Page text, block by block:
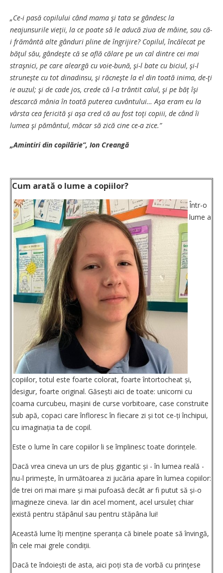
„Ce-i pasă copilului când mama şi tata se gândesc la
neajunsurile vieţii, la ce poate să le aducă ziua de mâine, sau că-
i frământă alte gânduri pline de îngrijire? Copilul, încălecat pe
băţul său, gândeşte că se află călare pe un cal dintre cei mai
straşnici, pe care aleargă cu voie-bună, şi-l bate cu biciul, şi-l
struneşte cu tot dinadinsu, şi răcneşte la el din toată inima, de-ţi
ie auzul; şi de cade jos, crede că l-a trântit calul, şi pe băț îşi
descarcă mânia în toată puterea cuvântului… Aşa eram eu la
vârsta cea fericită şi aşa cred că au fost toţi copiii, de când îi
lumea şi pământul, măcar să zică cine ce-a zice.”
„Amintiri din copilărie”, Ion Creangă
Cum arată o lume a copiilor?
Într-o
lume a
copiilor, totul este foarte colorat, foarte întortocheat și,
desigur, foarte original. Găsești aici de toate: unicorni cu
coama curcubeu, mașini de curse vorbitoare, case construite
sub apă, copaci care înfloresc în fiecare zi și tot ce-ți închipui,
cu ima­ginația ta de copil.
Este o lume în care copiilor li se împlinesc toate dorințele.
Dacă vrea cineva un urs de pluș gigantic și - în lumea reală -
nu-l primește, în următoarea zi jucăria apare în lumea copiilor:
de trei ori mai mare și mai pufoasă decât ar fi putut să și-o
ima­gineze cineva. Iar din acel moment, acel ursuleț chiar
există pentru stăpânul sau pentru stăpâna lui!
Această lume îți menține speranța că binele poate să învingă,
în cele mai grele condiții.
Dacă te îndoiești de asta, aici poți sta de vorbă cu prinţese